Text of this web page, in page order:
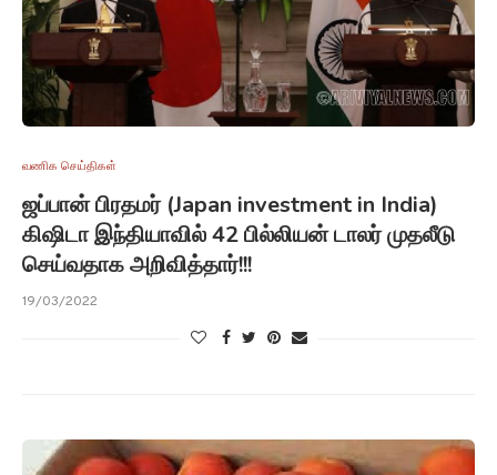
வணிக செய்திகள்
ஜப்பான் பிரதமர் (Japan investment in India)
கிஷிடா இந்தியாவில் 42 பில்லியன் டாலர் முதலீடு
செய்வதாக அறிவித்தார்!!!
19/03/2022